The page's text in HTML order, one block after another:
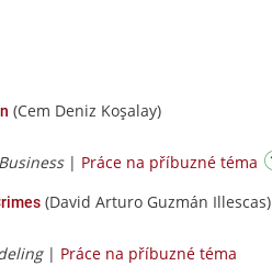
(Cem Deniz Koşalay)
| Práce na příbuzné téma
(David Arturo Guzmán Illescas)
| Práce na příbuzné téma